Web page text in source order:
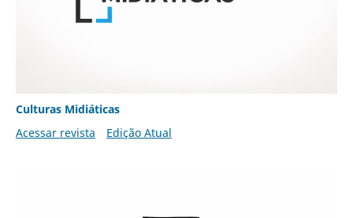
Culturas Midiáticas
Acessar revista
Edição Atual